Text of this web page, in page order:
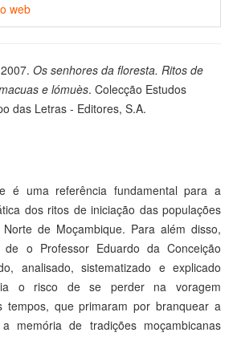
web
Os senhores da floresta. Ritos de
e lómuès. Colecção Estudos
das Letras - Editores, S.A.
é uma referência fundamental para a
dos ritos de iniciação das populações
de Moçambique. Para além disso,
o Professor Eduardo da Conceição
analisado, sistematizado e explicado
o risco de se perder na voragem
tempos, que primaram por branquear a
memória de tradições moçambicanas